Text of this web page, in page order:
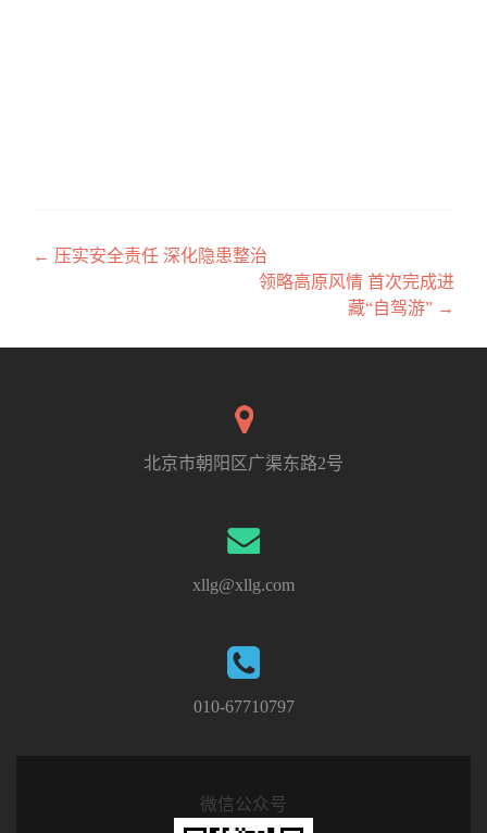
← 压实安全责任 深化隐患整治
领略高原风情 首次完成进
藏“自驾游” →
北京市朝阳区广渠东路2号
xllg@xllg.com
010-67710797
微信公众号